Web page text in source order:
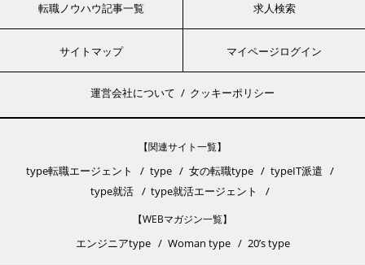
転職ノウハウ記事一覧 求人検索
サイトマップ マイページログイン
運営会社について クッキーポリシー
【関連サイト一覧】
type転職エージェント type 女の転職type
typeIT派遣
type就活
type就活エージェント
【WEBマガジン一覧】
エンジニアtype Woman type 20’s type